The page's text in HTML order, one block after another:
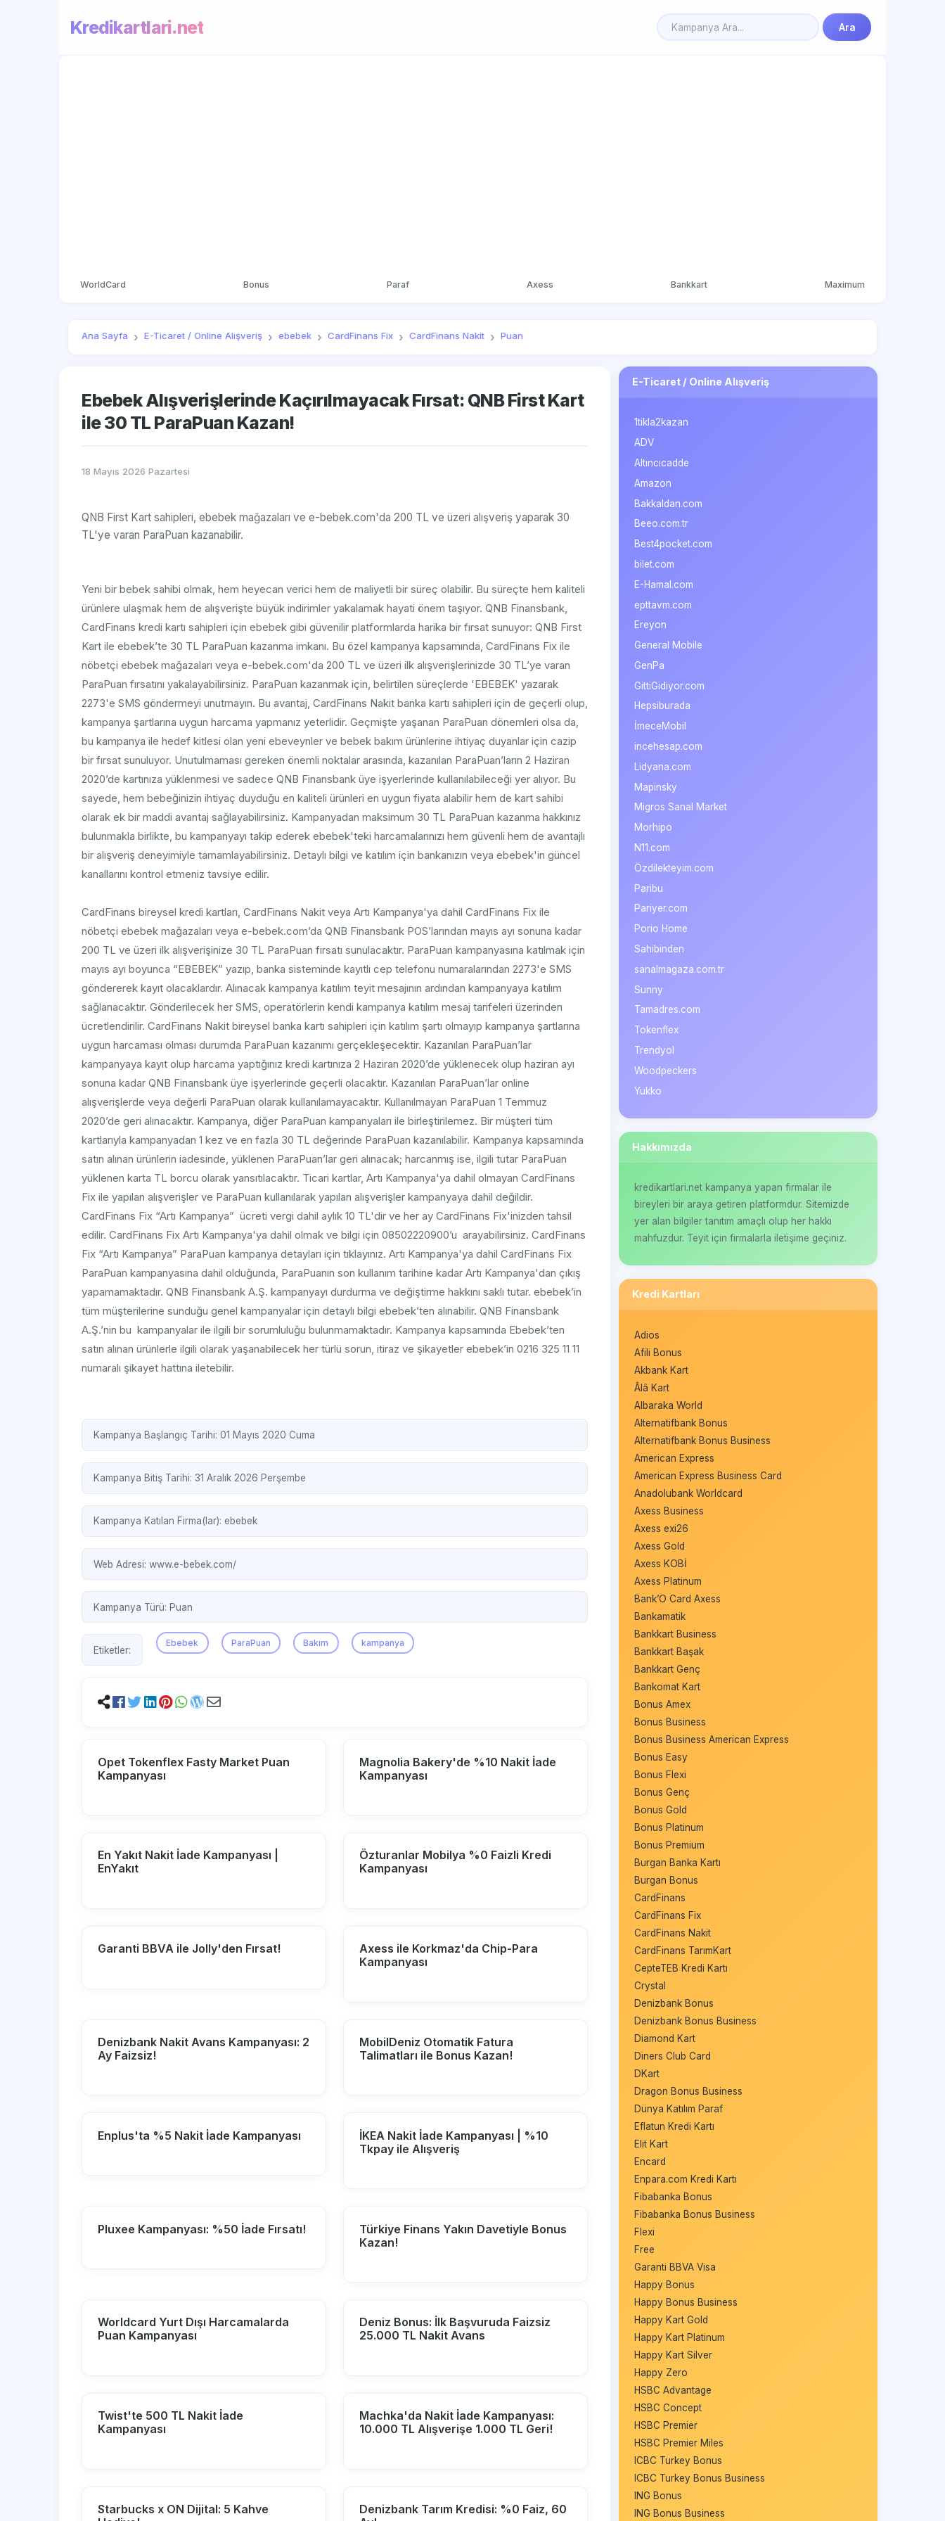
Kredikartlari.net Ara
WorldCard Bonus Paraf Axess Bankkart Maximum
Ana Sayfa E-Ticaret / Online Alışveriş ebebek CardFinans Fix CardFinans Nakit Puan
Ebebek Alışverişlerinde Kaçırılmayacak Fırsat: QNB First Kart
ile 30 TL ParaPuan Kazan!
18 Mayıs 2026 Pazartesi
QNB First Kart sahipleri, ebebek mağazaları ve e-bebek.com'da 200 TL ve üzeri alışveriş yaparak 30
TL'ye varan ParaPuan kazanabilir.
Yeni bir bebek sahibi olmak, hem heyecan verici hem de maliyetli bir süreç olabilir. Bu süreçte hem kaliteli
ürünlere ulaşmak hem de alışverişte büyük indirimler yakalamak hayati önem taşıyor. QNB Finansbank,
CardFinans kredi kartı sahipleri için ebebek gibi güvenilir platformlarda harika bir fırsat sunuyor: QNB First
Kart ile ebebek’te 30 TL ParaPuan kazanma imkanı. Bu özel kampanya kapsamında, CardFinans Fix ile
nöbetçi ebebek mağazaları veya e-bebek.com'da 200 TL ve üzeri ilk alışverişlerinizde 30 TL’ye varan
ParaPuan fırsatını yakalayabilirsiniz. ParaPuan kazanmak için, belirtilen süreçlerde 'EBEBEK' yazarak
2273'e SMS göndermeyi unutmayın. Bu avantaj, CardFinans Nakit banka kartı sahipleri için de geçerli olup,
kampanya şartlarına uygun harcama yapmanız yeterlidir. Geçmişte yaşanan ParaPuan dönemleri olsa da,
bu kampanya ile hedef kitlesi olan yeni ebeveynler ve bebek bakım ürünlerine ihtiyaç duyanlar için cazip
bir fırsat sunuluyor. Unutulmaması gereken önemli noktalar arasında, kazanılan ParaPuan’ların 2 Haziran
2020’de kartınıza yüklenmesi ve sadece QNB Finansbank üye işyerlerinde kullanılabileceği yer alıyor. Bu
sayede, hem bebeğinizin ihtiyaç duyduğu en kaliteli ürünleri en uygun fiyata alabilir hem de kart sahibi
olarak ek bir maddi avantaj sağlayabilirsiniz. Kampanyadan maksimum 30 TL ParaPuan kazanma hakkınız
bulunmakla birlikte, bu kampanyayı takip ederek ebebek'teki harcamalarınızı hem güvenli hem de avantajlı
bir alışveriş deneyimiyle tamamlayabilirsiniz. Detaylı bilgi ve katılım için bankanızın veya ebebek'in güncel
kanallarını kontrol etmeniz tavsiye edilir.
CardFinans bireysel kredi kartları, CardFinans Nakit veya Artı Kampanya'ya dahil CardFinans Fix ile
nöbetçi ebebek mağazaları veya e-bebek.com’da QNB Finansbank POS’larından mayıs ayı sonuna kadar
200 TL ve üzeri ilk alışverişinize 30 TL ParaPuan fırsatı sunulacaktır. ParaPuan kampanyasına katılmak için
mayıs ayı boyunca “EBEBEK” yazıp, banka sisteminde kayıtlı cep telefonu numaralarından 2273'e SMS
göndererek kayıt olacaklardır. Alınacak kampanya katılım teyit mesajının ardından kampanyaya katılım
sağlanacaktır. Gönderilecek her SMS, operatörlerin kendi kampanya katılım mesaj tarifeleri üzerinden
ücretlendirilir. CardFinans Nakit bireysel banka kartı sahipleri için katılım şartı olmayıp kampanya şartlarına
uygun harcaması olması durumda ParaPuan kazanımı gerçekleşecektir. Kazanılan ParaPuan’lar
kampanyaya kayıt olup harcama yaptığınız kredi kartınıza 2 Haziran 2020’de yüklenecek olup haziran ayı
sonuna kadar QNB Finansbank üye işyerlerinde geçerli olacaktır. Kazanılan ParaPuan’lar online
alışverişlerde veya değerli ParaPuan olarak kullanılamayacaktır. Kullanılmayan ParaPuan 1 Temmuz
2020’de geri alınacaktır. Kampanya, diğer ParaPuan kampanyaları ile birleştirilemez. Bir müşteri tüm
kartlarıyla kampanyadan 1 kez ve en fazla 30 TL değerinde ParaPuan kazanılabilir. Kampanya kapsamında
satın alınan ürünlerin iadesinde, yüklenen ParaPuan’lar geri alınacak; harcanmış ise, ilgili tutar ParaPuan
yüklenen karta TL borcu olarak yansıtılacaktır. Ticari kartlar, Artı Kampanya'ya dahil olmayan CardFinans
Fix ile yapılan alışverişler ve ParaPuan kullanılarak yapılan alışverişler kampanyaya dahil değildir.
CardFinans Fix “Artı Kampanya” ücreti vergi dahil aylık 10 TL'dir ve her ay CardFinans Fix'inizden tahsil
edilir. CardFinans Fix Artı Kampanya'ya dahil olmak ve bilgi için 08502220900’u arayabilirsiniz. CardFinans
Fix “Artı Kampanya” ParaPuan kampanya detayları için tıklayınız. Artı Kampanya'ya dahil CardFinans Fix
ParaPuan kampanyasına dahil olduğunda, ParaPuanın son kullanım tarihine kadar Artı Kampanya'dan çıkış
yapamamaktadır. QNB Finansbank A.Ş. kampanyayı durdurma ve değiştirme hakkını saklı tutar. ebebek’in
tüm müşterilerine sunduğu genel kampanyalar için detaylı bilgi ebebek’ten alınabilir. QNB Finansbank
A.Ş.’nin bu kampanyalar ile ilgili bir sorumluluğu bulunmamaktadır. Kampanya kapsamında Ebebek’ten
satın alınan ürünlerle ilgili olarak yaşanabilecek her türlü sorun, itiraz ve şikayetler ebebek’in 0216 325 11 11
numaralı şikayet hattına iletebilir.
Kampanya Başlangıç Tarihi: 01 Mayıs 2020 Cuma
Kampanya Bitiş Tarihi: 31 Aralık 2026 Perşembe
Kampanya Katılan Firma(lar): ebebek
Web Adresi: www.e-bebek.com/
Kampanya Türü: Puan
Etiketler:
Ebebek ParaPuan Bakım kampanya
Opet Tokenflex Fasty Market Puan
Kampanyası
Magnolia Bakery'de %10 Nakit İade
Kampanyası
En Yakıt Nakit İade Kampanyası |
EnYakıt
Özturanlar Mobilya %0 Faizli Kredi
Kampanyası
Garanti BBVA ile Jolly'den Fırsat!
Axess ile Korkmaz'da Chip-Para
Kampanyası
Denizbank Nakit Avans Kampanyası: 2
Ay Faizsiz!
MobilDeniz Otomatik Fatura
Talimatları ile Bonus Kazan!
Enplus'ta %5 Nakit İade Kampanyası
İKEA Nakit İade Kampanyası | %10
Tkpay ile Alışveriş
Pluxee Kampanyası: %50 İade Fırsatı!
Türkiye Finans Yakın Davetiyle Bonus
Kazan!
Worldcard Yurt Dışı Harcamalarda
Puan Kampanyası
Deniz Bonus: İlk Başvuruda Faizsiz
25.000 TL Nakit Avans
Twist'te 500 TL Nakit İade
Kampanyası
Machka'da Nakit İade Kampanyası:
10.000 TL Alışverişe 1.000 TL Geri!
Starbucks x ON Dijital: 5 Kahve
Denizbank Tarım Kredisi: %0 Faiz, 60
E-Ticaret / Online Alışveriş
1tikla2kazan
ADV
Altıncıcadde
Amazon
Bakkaldan.com
Beeo.com.tr
Best4pocket.com
bilet.com
E-Hamal.com
epttavm.com
Ereyon
General Mobile
GenPa
GittiGidiyor.com
Hepsiburada
İmeceMobil
incehesap.com
Lidyana.com
Mapinsky
Migros Sanal Market
Morhipo
N11.com
Özdilekteyim.com
Paribu
Pariyer.com
Porio Home
Sahibinden
sanalmagaza.com.tr
Sunny
Tamadres.com
Tokenflex
Trendyol
Woodpeckers
Yukko
Hakkımızda
kredikartlari.net kampanya yapan firmalar ile
bireyleri bir araya getiren platformdur. Sitemizde
yer alan bilgiler tanıtım amaçlı olup her hakkı
mahfuzdur. Teyit için firmalarla iletişime geçiniz.
Kredi Kartları
Adios
Afili Bonus
Akbank Kart
Âlâ Kart
Albaraka World
Alternatifbank Bonus
Alternatifbank Bonus Business
American Express
American Express Business Card
Anadolubank Worldcard
Axess Business
Axess exi26
Axess Gold
Axess KOBİ
Axess Platinum
Bank’O Card Axess
Bankamatik
Bankkart Business
Bankkart Başak
Bankkart Genç
Bankomat Kart
Bonus Amex
Bonus Business
Bonus Business American Express
Bonus Easy
Bonus Flexi
Bonus Genç
Bonus Gold
Bonus Platinum
Bonus Premium
Burgan Banka Kartı
Burgan Bonus
CardFinans
CardFinans Fix
CardFinans Nakit
CardFinans TarımKart
CepteTEB Kredi Kartı
Crystal
Denizbank Bonus
Denizbank Bonus Business
Diamond Kart
Diners Club Card
DKart
Dragon Bonus Business
Dünya Katılım Paraf
Eflatun Kredi Kartı
Elit Kart
Encard
Enpara.com Kredi Kartı
Fibabanka Bonus
Fibabanka Bonus Business
Flexi
Free
Garanti BBVA Visa
Happy Bonus
Happy Bonus Business
Happy Kart Gold
Happy Kart Platinum
Happy Kart Silver
Happy Zero
HSBC Advantage
HSBC Concept
HSBC Premier
HSBC Premier Miles
ICBC Turkey Bonus
ICBC Turkey Bonus Business
ING Bonus
ING Bonus Business